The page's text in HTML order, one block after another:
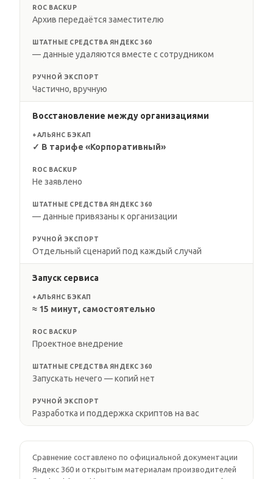
ROC BACKUP
Архив передаётся заместителю
ШТАТНЫЕ СРЕДСТВА ЯНДЕКС 360
— данные удаляются вместе с сотрудником
РУЧНОЙ ЭКСПОРТ
Частично, вручную
Восстановление между организациями
+АЛЬЯНС БЭКАП
✓ В тарифе «Корпоративный»
ROC BACKUP
Не заявлено
ШТАТНЫЕ СРЕДСТВА ЯНДЕКС 360
— данные привязаны к организации
РУЧНОЙ ЭКСПОРТ
Отдельный сценарий под каждый случай
Запуск сервиса
+АЛЬЯНС БЭКАП
≈ 15 минут, самостоятельно
ROC BACKUP
Проектное внедрение
ШТАТНЫЕ СРЕДСТВА ЯНДЕКС 360
Запускать нечего — копий нет
РУЧНОЙ ЭКСПОРТ
Разработка и поддержка скриптов на вас
Сравнение составлено по официальной документации
Яндекс 360 и открытым материалам производителей